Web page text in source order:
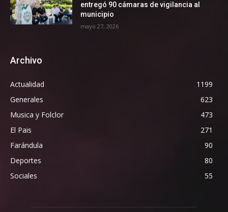
entregó 90 cámaras de vigilancia al
municipio
mayo 27, 2026
Archivo
Actualidad
1199
Generales
623
Musica y Folclor
473
El Pais
271
Farándula
90
Deportes
80
Sociales
55